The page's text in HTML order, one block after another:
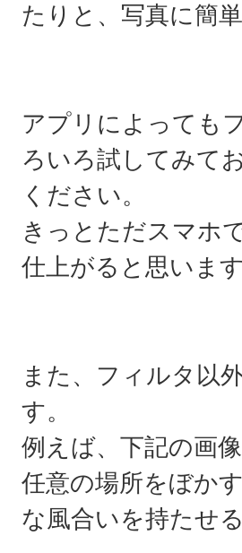
たりと、写真に簡
アプリによっても
ろいろ試してみて
ください。
きっとただスマホ
仕上がると思います
また、フィルタ以
す。
例えば、下記の画
任意の場所をぼか
な風合いを持たせ